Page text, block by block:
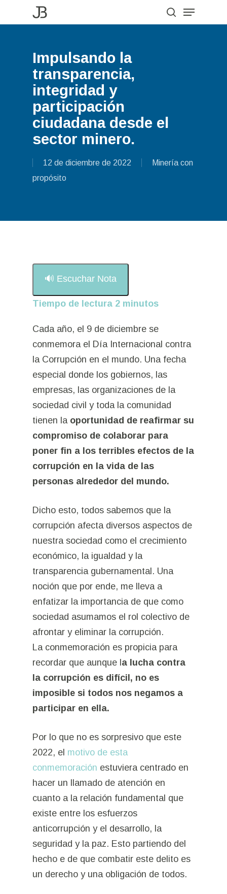
to
search
Menu
Impulsando la
transparencia,
integridad y
participación
ciudadana desde el
sector minero.
12 de diciembre de 2022
Minería con
propósito
🔊 Escuchar Nota
Tiempo de lectura 2 minutos
Cada año, el 9 de diciembre se
conmemora el Día Internacional contra
la Corrupción en el mundo. Una fecha
especial donde los gobiernos, las
empresas, las organizaciones de la
sociedad civil y toda la comunidad
tienen la oportunidad de reafirmar su
compromiso de colaborar para
poner fin a los terribles efectos de la
corrupción en la vida de las
personas alrededor del mundo.
Dicho esto, todos sabemos que la
corrupción afecta diversos aspectos de
nuestra sociedad como el crecimiento
económico, la igualdad y la
transparencia gubernamental. Una
noción que por ende, me lleva a
enfatizar la importancia de que como
sociedad asumamos el rol colectivo de
afrontar y eliminar la corrupción.
La conmemoración es propicia para
recordar que aunque l a lucha contra
la corrupción es difícil, no es
imposible si todos nos negamos a
participar en ella.
Por lo que no es sorpresivo que este
2022, el motivo de esta
conmemoración estuviera centrado en
hacer un llamado de atención en
cuanto a la relación fundamental que
existe entre los esfuerzos
anticorrupción y el desarrollo, la
seguridad y la paz. Esto partiendo del
hecho e de que combatir este delito es
un derecho y una obligación de todos.